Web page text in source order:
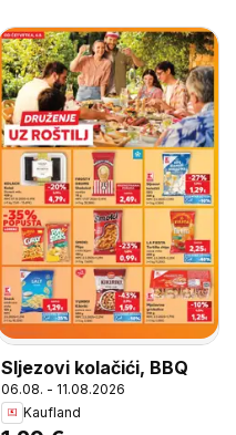
Sljezovi kolačići, BBQ
06.08. - 11.08.2026
Kaufland